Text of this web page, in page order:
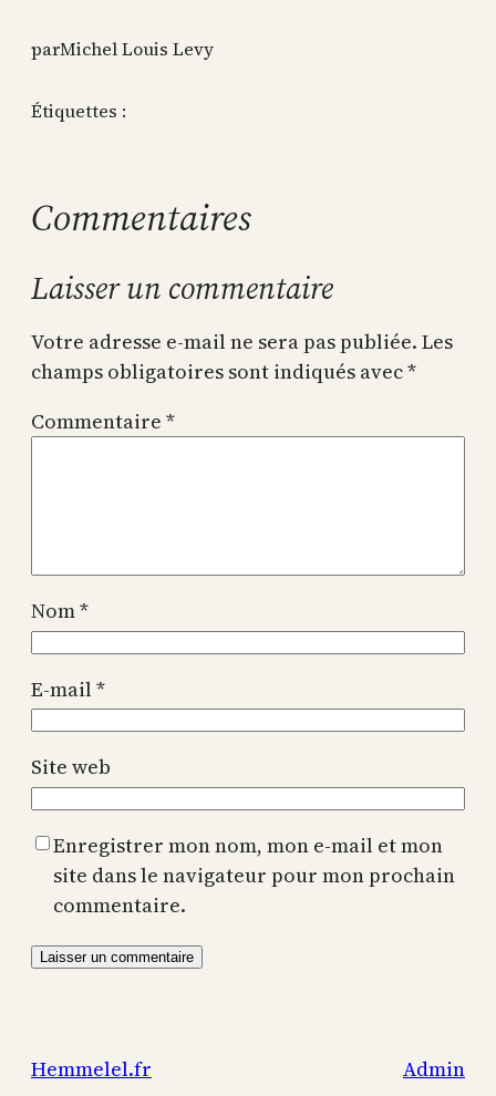
parMichel Louis Levy
Étiquettes :
Commentaires
Laisser un commentaire
Votre adresse e-mail ne sera pas publiée. Les
champs obligatoires sont indiqués avec*
Commentaire *
Nom*
E-mail*
Site web
Enregistrer mon nom, mon e-mail et mon
site dans le navigateur pour mon prochain
commentaire.
Hemmelel.fr Admin